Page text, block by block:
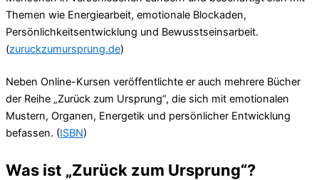
Themen wie Energiearbeit, emotionale Blockaden,
Persönlichkeitsentwicklung und Bewusstseinsarbeit.
(zuruckzumursprung.de)
Neben Online-Kursen veröffentlichte er auch mehrere Bücher
der Reihe „Zurück zum Ursprung“, die sich mit emotionalen
Mustern, Organen, Energetik und persönlicher Entwicklung
befassen. (ISBN)
Was ist „Zurück zum Ursprung“?